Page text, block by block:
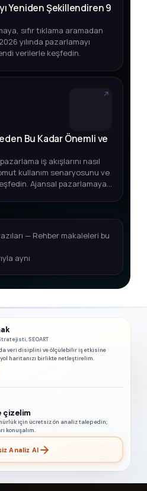
Yeniden Şekillendiren 9
sıfır tıklama aramadan
yılında pazarlamayı
verilerle keşfedin.
Bu Kadar Önemli ve
iş akışlarını nasıl
kullanım senaryosunu ve
Ajansal pazarlamaya
— Rehber makaleleri bu
aynı
SEOART
veri disiplini ve ölçülebilir iş etkisine
yol haritanızı birlikte netleştirelim.
çizelim
için ücretsiz ön analiz talep edin;
konuşalım.
Analiz Al